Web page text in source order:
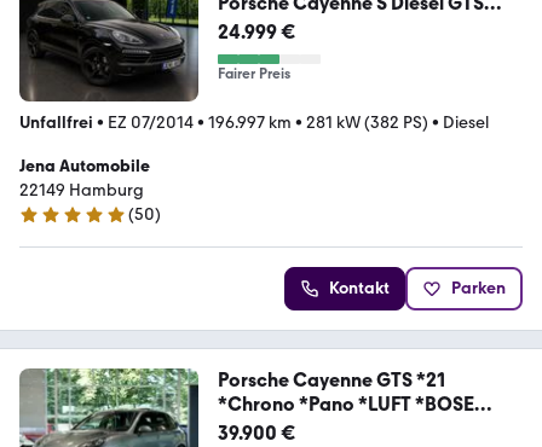
2.Hd Panoram. R.Kamera
24.999 €
Fairer Preis
Unfallfrei • EZ 07/2014• 196.997 km • 281 kW (382 PS) • Diesel
Jena Automobile
22149 Hamburg
4.8 Sterne
(50)
Kontakt Parken
Porsche Cayenne GTS *21
*Chrono *Pano *LUFT *BOSE
*PDLS
39.900 €